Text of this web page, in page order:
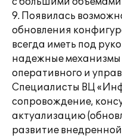
9. Появилась
обновления
всегда иметь под
надежные механизмы
оперативного и
Специалисты ВЦ
сопровождение,
актуализацию
развитие